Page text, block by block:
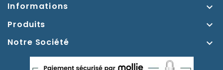
Informations 
Produits 
Notre Société 